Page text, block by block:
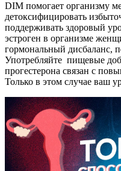
DIM помогает организму
детоксифицировать
поддерживать здоровый
эстроген в организме
гормональный дисбаланс,
Употребляйте пищевые
прогестерона связан с
Только в этом случае ваш